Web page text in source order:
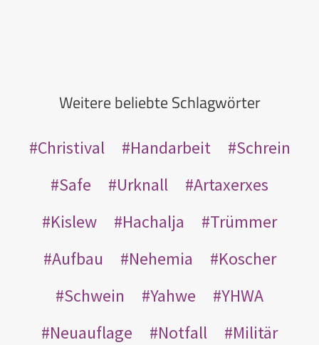
Weitere beliebte Schlagwörter
Christival Handarbeit
Schrein
Safe
Urknall
Artaxerxes
Kislew
Hachalja
Trümmer
Aufbau
Nehemia
Koscher
Schwein
Yahwe
YHWA
Neuauflage
Notfall
Militär